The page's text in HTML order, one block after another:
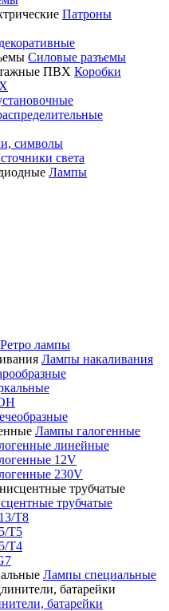
Патроны
Силовые разъемы
Коробки
символы
света
Лампы
Ретро лампы
Лампы накаливания
Лампы галогенные
линейные
12V
230V
трубчатые
T8
Т5
T4
Лампы специальные
батарейки